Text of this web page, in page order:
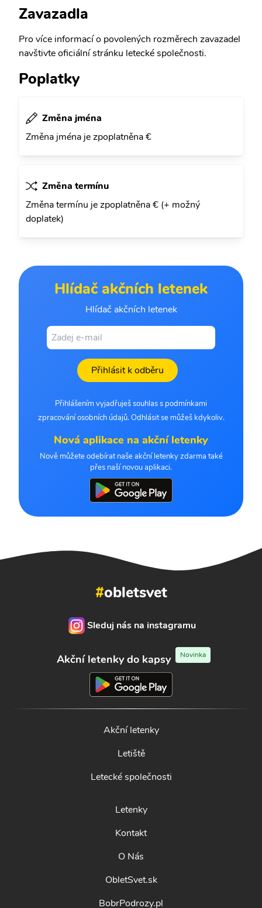
Zavazadla
Pro více informací o povolených rozměrech zavazadel
navštivte oficiální stránku letecké společnosti.
Poplatky
Změna jména
Změna jména je zpoplatněna €
Změna termínu
Změna termínu je zpoplatněna € (+ možný
doplatek)
Hlídač akčních letenek
Hlídač akčních letenek
Přihlásit k odběru
Přihlášením vyjadřuješ souhlas s podmínkami
zpracování osobních údajů. Odhlásit se můžeš kdykoliv.
Nová aplikace na akční letenky
Nově můžete odebírat naše akční letenky zdarma také
přes naší novou aplikaci.
#obletsvet
Sleduj nás na instagramu
Akční letenky do kapsy Novinka
Akční letenky
Letiště
Letecké společnosti
Letenky
Kontakt
O Nás
ObletSvet.sk
BobrPodrozy.pl